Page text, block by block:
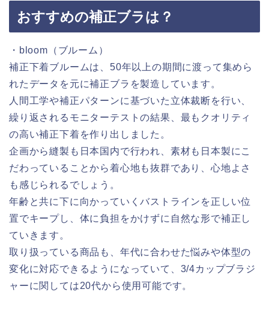
おすすめの補正ブラは？
・bloom（ブルーム）
補正下着ブルームは、50年以上の期間に渡って集めら
れたデータを元に補正ブラを製造しています。
人間工学や補正パターンに基づいた立体裁断を行い、
繰り返されるモニターテストの結果、最もクオリティ
の高い補正下着を作り出しました。
企画から縫製も日本国内で行われ、素材も日本製にこ
だわっていることから着心地も抜群であり、心地よさ
も感じられるでしょう。
年齢と共に下に向かっていくバストラインを正しい位
置でキープし、体に負担をかけずに自然な形で補正し
ていきます。
取り扱っている商品も、年代に合わせた悩みや体型の
変化に対応できるようになっていて、3/4カップブラジ
ャーに関しては20代から使用可能です。